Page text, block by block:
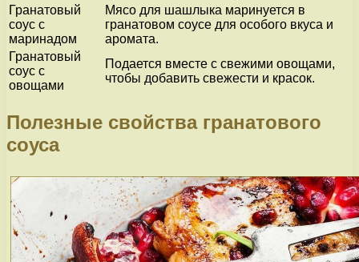
Гранатовый
соус с
маринадом
Мясо для шашлыка маринуется в
гранатовом соусе для особого вкуса и
аромата.
Гранатовый
соус с
овощами
Подается вместе с свежими овощами,
чтобы добавить свежести и красок.
Полезные свойства гранатового
соуса